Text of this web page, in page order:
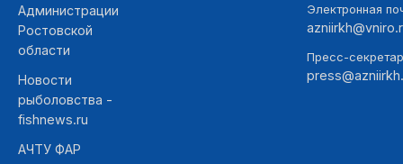
Администрации
Ростовской
области
Новости
рыболовства -
fishnews.ru
АЧТУ ФАР
Электронная
Пресс-